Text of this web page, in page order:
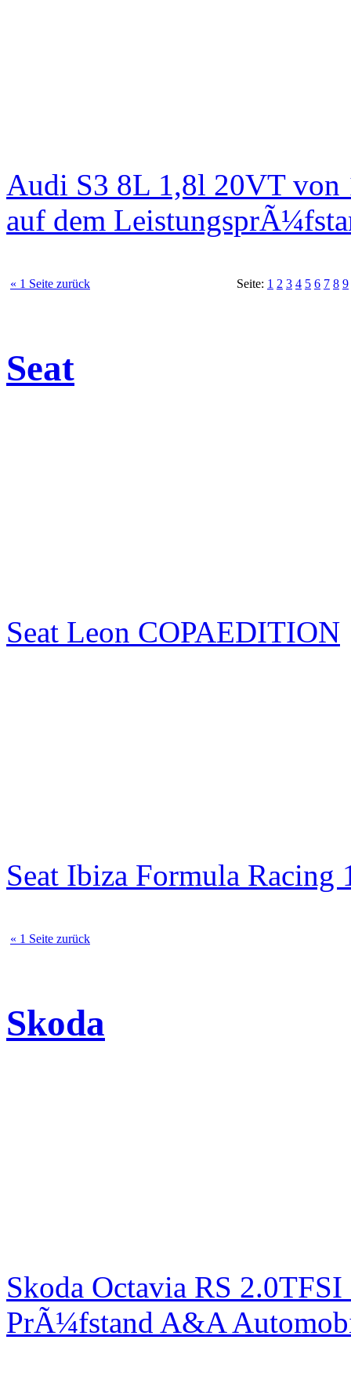
Audi S3 8L 1,8l 20VT von
auf dem
« 1 Seite zurück Seite: 1 2 3 4 5 6 7 8 9
Seat
Seat Leon COPAEDITION
Seat Ibiza Formula
« 1 Seite zurück
Skoda
Skoda Octavia RS
PrÃ¼fstand A&A